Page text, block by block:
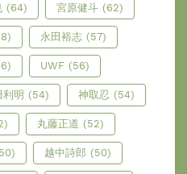
(64) 宮原健斗 (62)
永田裕志 (57)
UWF (56)
利明 (54) 神取忍 (54)
丸藤正道 (52)
越中詩郎 (50)